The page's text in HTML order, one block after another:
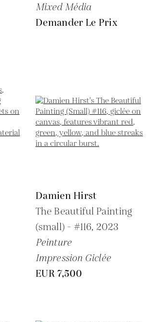
Mixed Média
Demander Le Prix
Damien Hirst
The Beautiful Painting
(small) - #116, 2023
Peinture
Impression Giclée
EUR 7,500